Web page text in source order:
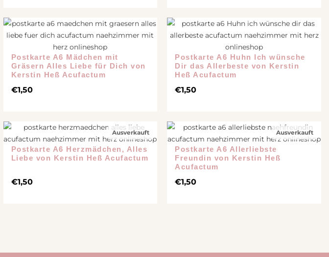
Postkarte A6 Mädchen mit
Gräsern Alles Liebe für Dich von
Kerstin Heß Acufactum
€1,50
Postkarte A6 Huhn Ich wünsche
Dir das Allerbeste von Kerstin
Heß Acufactum
€1,50
Ausverkauft
Postkarte A6 Herzmädchen, Alles
Liebe von Kerstin Heß Acufactum
€1,50
Ausverkauft
Postkarte A6 Allerliebste
Freundin von Kerstin Heß
Acufactum
€1,50